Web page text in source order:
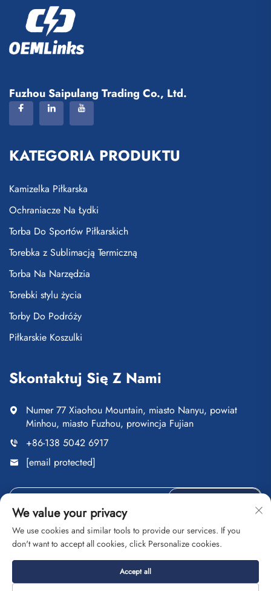
Fuzhou Saipulang Trading Co., Ltd.
KATEGORIA PRODUKTU
Kamizelka Piłkarska
Ochraniacze Na Łydki
Torba Do Sportów Piłkarskich
Torebka z Sublimacją Termiczną
Torba Na Narzędzia
Torebki stylu życia
Torby Do Podróży
Piłkarskie Koszulki
Skontaktuj Się Z Nami
Numer 77 Xiaohou Mountain, miasto Nanyu, powiat
Minhou, miasto Fuzhou, prowincja Fujian
+86-138 5042 6917
[email protected]
Copyright © Fuzhou Saipulang Trading Co., Ltd. Wszelkie
Polityka prywatności
We value your privacy
We use cookies and similar tools to provide our services. If you
don't want to accept all cookies, click Personalize cookies.
Accept all